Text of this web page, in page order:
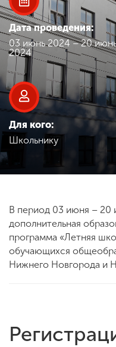
Абитуриенту
Обучение
Наука
Международная
деятельность
Другие виды
деятельности
Студенческая
Дата проведения:
03 июнь 2024 – 20
2024
Для кого:
Школьнику
В период 03 июня – 20
дополнительная
программа «Летняя
обучающихся
Нижнего Новгорода и